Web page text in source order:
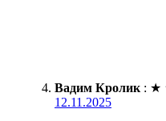
Вадим Кролик : ★
12.11.2025